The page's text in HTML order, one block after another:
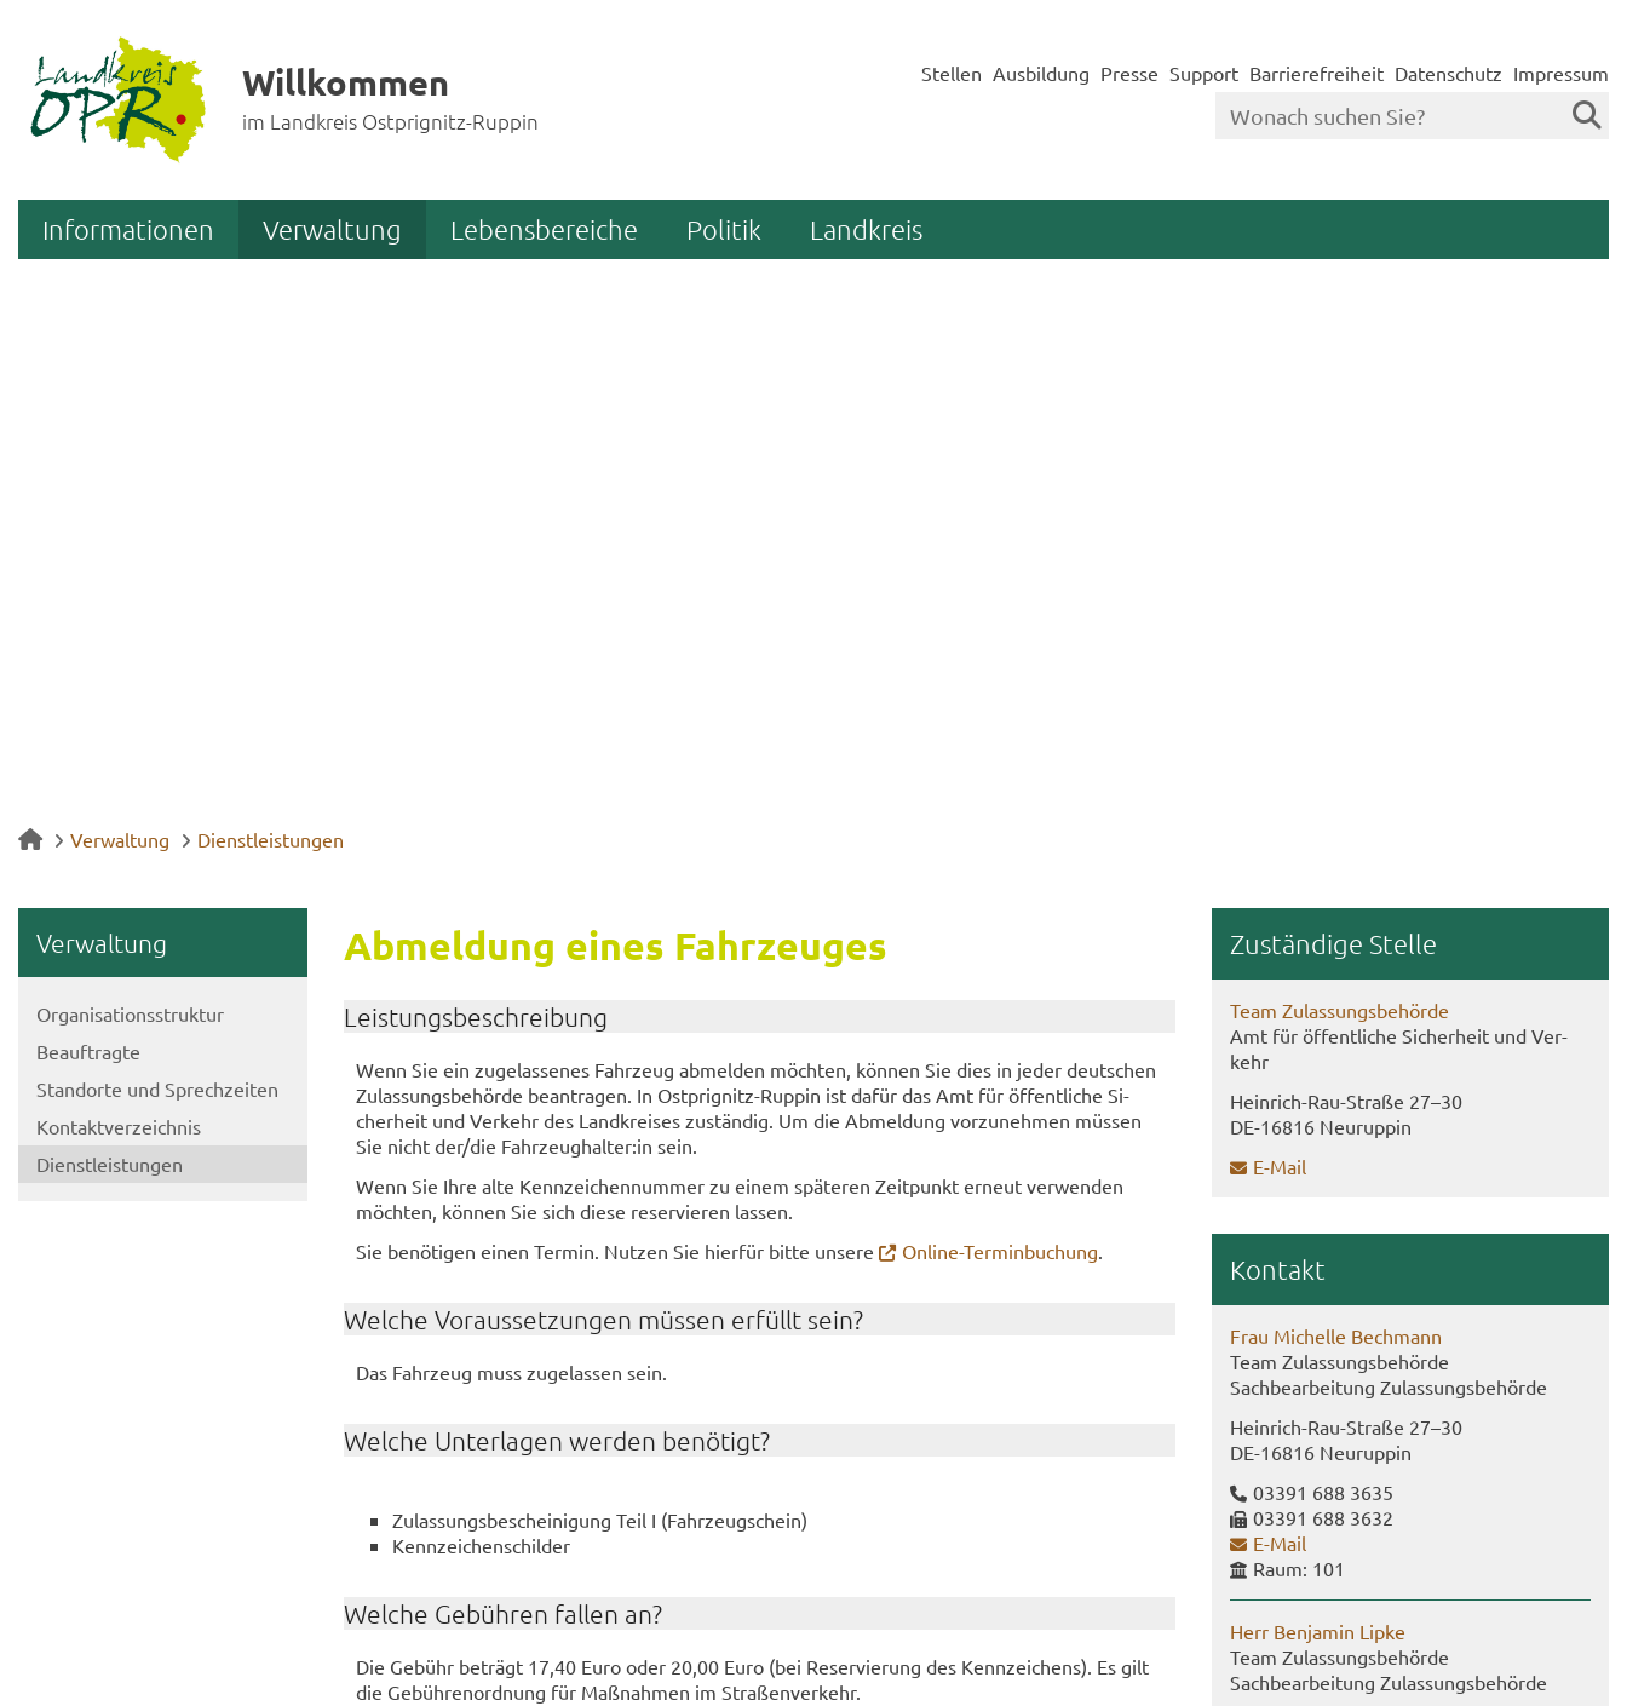
Willkommen
im Landkreis Ostprignitz-Ruppin
Stellen Ausbildung Presse Support Barrierefreiheit Datenschutz Impressum
Informationen Verwaltung Lebensbereiche Politik Landkreis
Verwaltung Dienstleistungen
Ver­wal­tung
Or­ga­ni­sa­ti­ons­struk­tur
Be­auf­trag­te
Stand­or­te und Sprech­zei­ten
Kon­takt­ver­zeich­nis
Dienst­leis­tun­gen
Ab­mel­dung eines Fahr­zeu­ges
Leis­tungs­be­schrei­bung
Wenn Sie ein zu­ge­las­se­nes Fahr­zeug ab­mel­den möch­ten, kön­nen Sie dies in jeder deut­schen
Zu­las­sungs­be­hör­de be­an­tra­gen. In Ostprignitz-​Ruppin ist dafür das Amt für öf­fent­li­che Si­
cher­heit und Ver­kehr des Land­krei­ses zu­stän­dig. Um die Ab­mel­dung vor­zu­neh­men müs­sen
Sie nicht der/die Fahr­zeug­hal­ter:in sein.
Wenn Sie Ihre alte Kenn­zei­chen­num­mer zu einem spä­te­ren Zeit­punkt er­neut ver­wen­den
möch­ten, kön­nen Sie sich diese re­ser­vie­ren las­sen.
Sie be­nö­ti­gen einen Ter­min. Nut­zen Sie hier­für bitte un­se­re
Online-​Terminbuchung.
Wel­che Vor­aus­set­zun­gen müs­sen er­füllt sein?
Das Fahr­zeug muss zu­ge­las­sen sein.
Wel­che Un­ter­la­gen wer­den be­nö­tigt?
Zu­las­sungs­be­schei­ni­gung Teil I (Fahr­zeug­schein)
Kenn­zei­chen­schil­der
Wel­che Ge­büh­ren fal­len an?
Die Ge­bühr be­trägt 17,40 Euro oder 20,00 Euro (bei Re­ser­vie­rung des Kenn­zei­chens). Es gilt
die Ge­büh­ren­ord­nung für Maß­nah­men im Stra­ßen­ver­kehr.
Zu­stän­di­ge Stel­le
Team Zu­las­sungs­be­hör­de
Amt für öf­fent­li­che Si­cher­heit und Ver­
kehr
Heinrich-​Rau-Straße 27–30
DE-​16816 Neu­rup­pin
E-​Mail
Kon­takt
Frau Mi­chel­le Bech­mann
Team Zu­las­sungs­be­hör­de
Sach­be­ar­bei­tung Zu­las­sungs­be­hör­de
Heinrich-​Rau-Straße 27–30
DE-​16816 Neu­rup­pin
03391 688 3635
03391 688 3632
E-​Mail
Raum: 101
Herr Ben­ja­min Lipke
Team Zu­las­sungs­be­hör­de
Sach­be­ar­bei­tung Zu­las­sungs­be­hör­de